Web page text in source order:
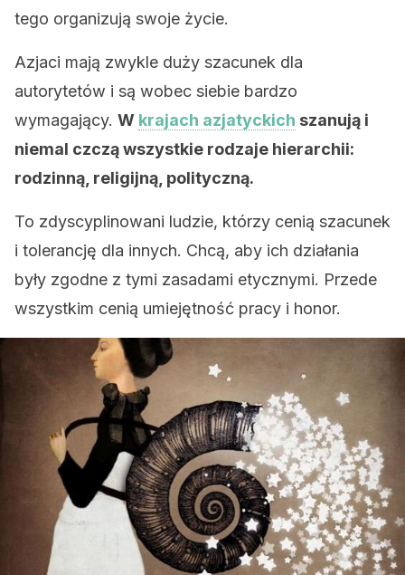
tego organizują swoje życie.
Azjaci mają zwykle duży szacunek dla
autorytetów i są wobec siebie bardzo
wymagający. W krajach azjatyckich szanują i
niemal czczą wszystkie rodzaje hierarchii:
rodzinną, religijną, polityczną.
To zdyscyplinowani ludzie, którzy cenią szacunek
i tolerancję dla innych. Chcą, aby ich działania
były zgodne z tymi zasadami etycznymi. Przede
wszystkim cenią umiejętność pracy i honor.